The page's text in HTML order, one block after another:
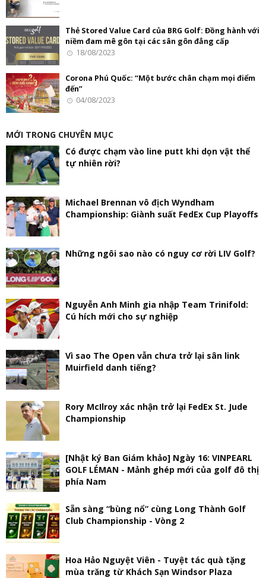
Thẻ Stored Value Card của BRG Golf: Đồng hành với
niềm đam mê gôn tại các sân gôn đẳng cấp
18/08/2023
Corona Phú Quốc: “Một bước chân chạm mọi điểm
đến”
04/08/2023
MỚI TRONG CHUYÊN MỤC
Có được chạm vào line putt khi dọn vật thể
tự nhiên rời?
Michael Brennan vô địch Wyndham
Championship: Giành suất FedEx Cup Playoffs
Những ngôi sao nào có nguy cơ rời LIV Golf?
Nguyễn Anh Minh gia nhập Team Trinifold:
Cú hích mới cho sự nghiệp
Vì sao The Open vẫn chưa trở lại sân link
Muirfield danh tiếng?
Rory McIlroy xác nhận trở lại FedEx St. Jude
Championship
[Nhật ký Ban Giám khảo] Ngày 16: VINPEARL
GOLF LÉMAN - Mảnh ghép mới của golf đô thị
phía Nam
Sẵn sàng “bùng nổ” cùng Long Thành Golf
Club Championship - Vòng 2
Hoa Hảo Nguyệt Viên - Tuyệt tác quà tặng
mùa trăng từ Khách Sạn Windsor Plaza